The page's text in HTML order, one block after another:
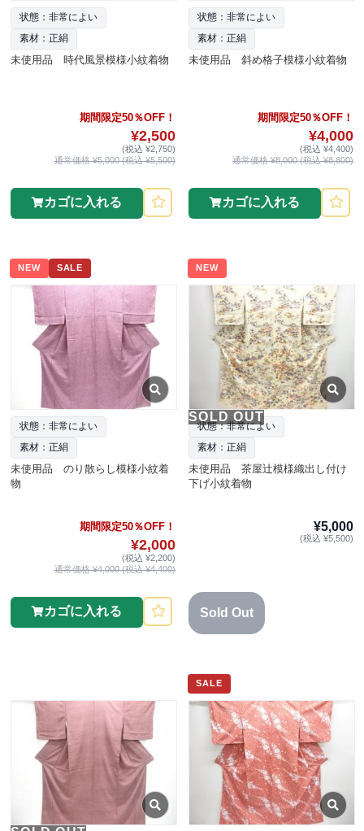
状態：非常によい
素材：正絹
未使用品 時代風景模様小紋着物
期間限定50％OFF！
¥2,500
(税込 ¥2,750)
通常価格 ¥5,000 (税込 ¥5,500)
カゴに入れる
状態：非常によい
素材：正絹
未使用品 斜め格子模様小紋着物
期間限定50％OFF！
¥4,000
(税込 ¥4,400)
通常価格 ¥8,000 (税込 ¥8,800)
カゴに入れる
NEW SALE
状態：非常によい
素材：正絹
未使用品 のり散らし模様小紋着
物
期間限定50％OFF！
¥2,000
(税込 ¥2,200)
通常価格 ¥4,000 (税込 ¥4,400)
カゴに入れる
NEW
SOLD OUT
状態：非常によい
素材：正絹
未使用品 茶屋辻模様織出し付け
下げ小紋着物
¥5,000
(税込 ¥5,500)
Sold Out
SALE